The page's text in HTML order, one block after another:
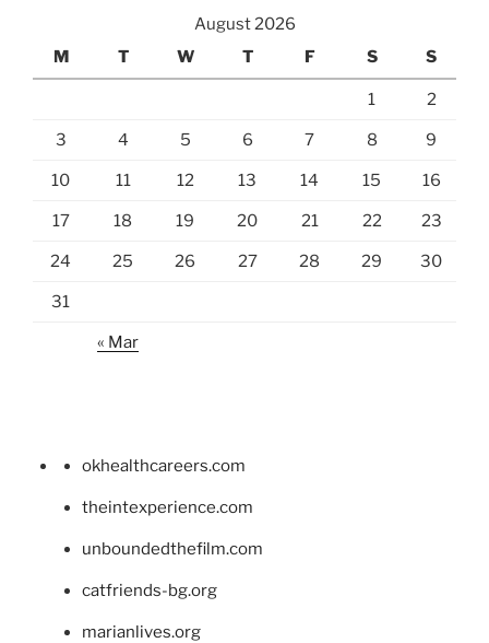
August 2026
M
T W T F S S
1 2
3 4 5 6 7 8 9
10 11 12 13 14 15 16
17 18 19 20 21 22 23
24 25 26 27 28 29 30
31
« Mar
okhealthcareers.com
theintexperience.com
unboundedthefilm.com
catfriends-bg.org
marianlives.org